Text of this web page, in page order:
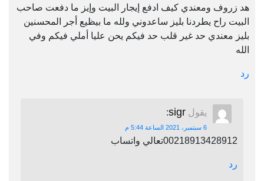
هد زروف ومعندي كيف ادفع إيجار البيت وإيز ما دفعت صاحب
البيت راح يطردنا بليز ساعدوني ولله ما بيظيع أجر المحسنين
بليز معندي حد غير قلب حد فيكم يحن عليا أملي فيكم وفي
الله
رد
يقول sigr
:
6 سبتمبر، 2021 الساعة 5:44 م
00218913428912تعالي واتساب
رد